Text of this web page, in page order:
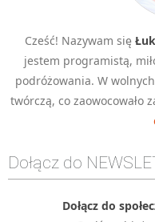
Cześć! Nazywam się
jestem programistą,
podróżowania. W
twórczą, co zaowocowało
Dołącz do
Dołącz do